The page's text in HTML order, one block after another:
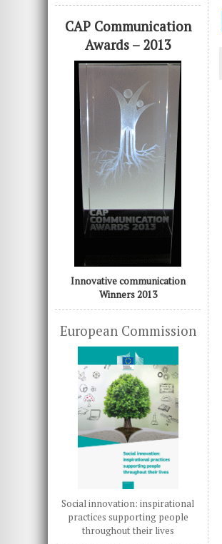
CAP Communication
Awards – 2013
Innovative communication
Winners 2013
European Commission
Social innovation: inspirational
practices supporting people
throughout their lives